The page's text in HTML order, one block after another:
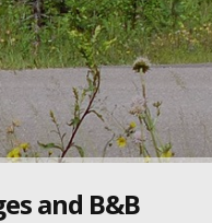
and B&B